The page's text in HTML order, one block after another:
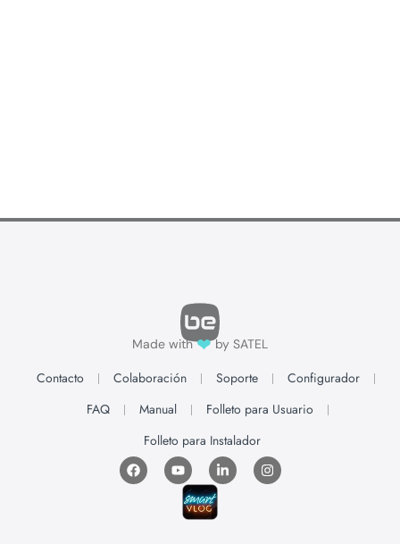
Made with❤by SATEL
Contacto Colaboración Soporte
Configurador
FAQ
Manual
Folleto para Usuario
Folleto para Instalador